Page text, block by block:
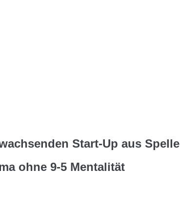
Start-Up aus Spelle
ohne 9-5 Mentalität